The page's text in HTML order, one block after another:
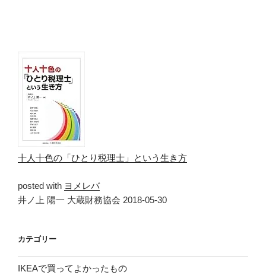
十人十色の「ひとり税理士」という生き方
posted with ヨメレバ
井ノ上 陽一 大蔵財務協会 2018-05-30
カテゴリー
IKEAで買ってよかったもの